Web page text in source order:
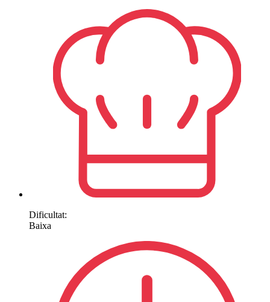
Dificultat:
Baixa